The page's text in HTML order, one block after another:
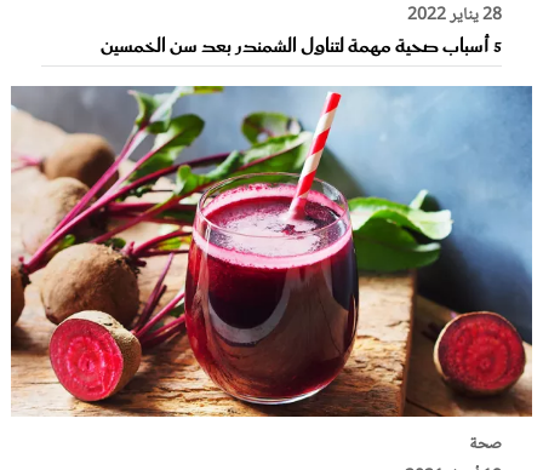
28 يناير 2022
5 أسباب صحية مهمة لتناول الشمندر بعد سن الخمسين
صحة